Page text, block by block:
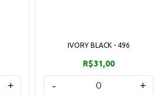
+
IVORY BLACK - 496
R$31,00
- +